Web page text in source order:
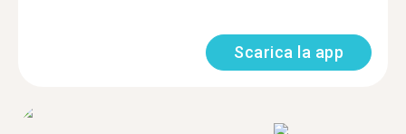
Scarica la app